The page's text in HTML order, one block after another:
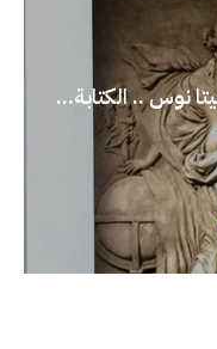
نوس .. الكتابة...